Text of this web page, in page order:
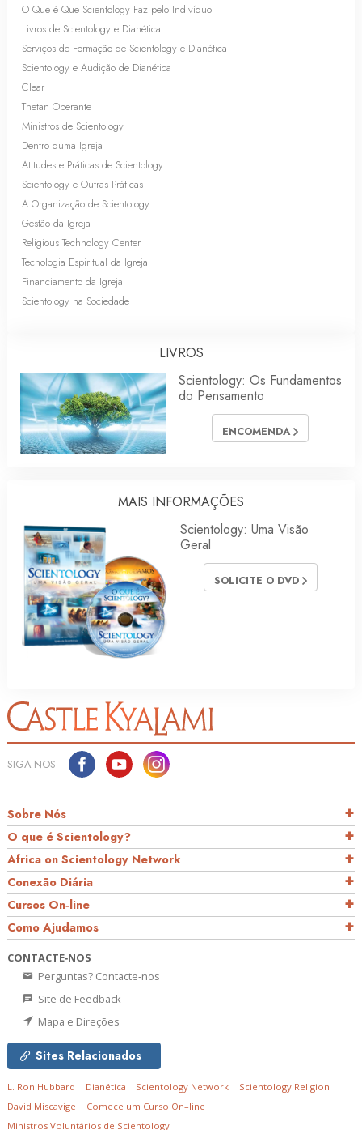
O Que é Que Scientology Faz pelo Indivíduo
Livros de Scientology e Dianética
Serviços de Formação de Scientology e Dianética
Scientology e Audição de Dianética
Clear
Thetan Operante
Ministros de Scientology
Dentro duma Igreja
Atitudes e Práticas de Scientology
Scientology e Outras Práticas
A Organização de Scientology
Gestão da Igreja
Religious Technology Center
Tecnologia Espiritual da Igreja
Financiamento da Igreja
Scientology na Sociedade
LIVROS
Scientology: Os Fundamentos
do Pensamento
ENCOMENDA
MAIS INFORMAÇÕES
Scientology: Uma Visão
Geral
SOLICITE O DVD
SIGA‑NOS
Sobre Nós
O que é Scientology?
Africa on Scientology Network
Conexão Diária
Cursos On‑line
Como Ajudamos
CONTACTE‑NOS
Perguntas? Contacte‑nos
Site de Feedback
Mapa e Direções
Sites Relacionados
L. Ron Hubbard Dianética Scientology Network
Scientology Religion
David Miscavige
Comece um Curso On–line
Ministros Voluntários de Scientology